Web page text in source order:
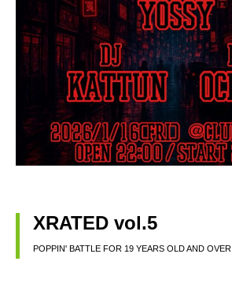
XRATED vol.5
POPPIN' BATTLE FOR 19 YEARS OLD AND OVER